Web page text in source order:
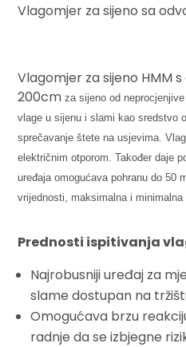
Vlagomjer za sijeno sa
Vlagomjer za sijeno HMM
200cmza sijeno od
vlage u sijenu i slami kao sredstvo
sprečavanje štete na usjevima.
električnim otporom. Također daje
uređaja omogućava pohranu do 50
vrijednosti, maksimalna i minimalna
Prednosti ispitivanja
Najrobusniji uređaj za
slame dostupan na
Omogućava brzu
radnje da se izbjegne